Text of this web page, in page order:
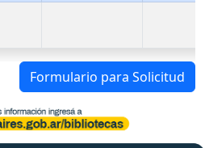
Formulario para Solicitud